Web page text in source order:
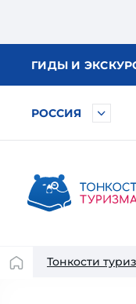
ГИДЫ И
РОССИЯ
Тонкости